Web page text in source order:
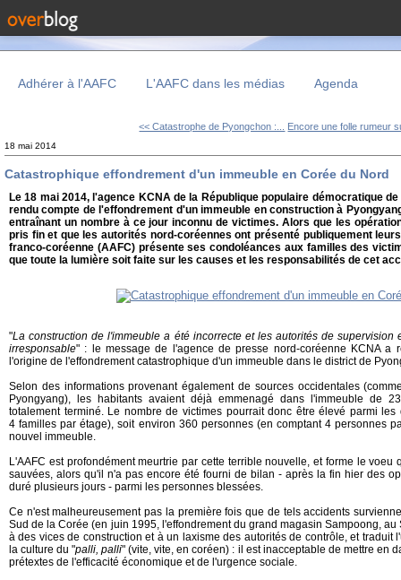
Adhérer à l'AAFC L'AAFC dans les médias Agenda
<< Catastrophe de Pyongchon :... Encore une folle rumeur
18 mai 2014
Catastrophique effondrement d'un immeuble en Corée du Nord
Le 18 mai 2014, l'agence KCNA de la République populaire démocratique
rendu compte de l'effondrement d'un immeuble en construction à
entraînant un nombre à ce jour inconnu de victimes. Alors que les
pris fin et que les autorités nord-coréennes ont présenté publiquement
franco-coréenne (AAFC) présente ses condoléances aux familles des
que toute la lumière soit faite sur les causes et les responsabilités de cet
"La construction de l'immeuble a été incorrecte et les autorités de
irresponsable" : le message de l'agence de presse nord-coréenne KCNA a
l'origine de l'effondrement catastrophique d'un immeuble dans le district de
Selon des informations provenant également de sources occidentales
Pyongyang), les habitants avaient déjà emmenagé dans l'immeuble de
totalement terminé. Le nombre de victimes pourrait donc être élevé parmi
4 familles par étage), soit environ 360 personnes (en comptant 4 personnes
nouvel immeuble.
L'AAFC est profondément meurtrie par cette terrible nouvelle, et forme le voeu
sauvées, alors qu'il n'a pas encore été fourni de bilan - après la fin hier des
duré plusieurs jours - parmi les personnes blessées.
Ce n'est malheureusement pas la première fois que de tels accidents
Sud de la Corée (en juin 1995, l'effondrement du grand magasin Sampoong, au
à des vices de construction et à un laxisme des autorités de contrôle, et traduit
la culture du "palli, palli" (vite, vite, en coréen) : il est inacceptable de mettre en
prétextes de l'efficacité économique et de l'urgence sociale.